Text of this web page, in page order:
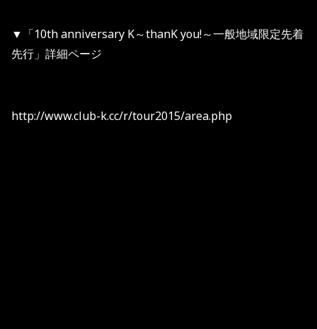
▼「10th anniversary K～thanK you!～一般地域限定先着
先行」詳細ページ
http://www.club-k.cc/r/tour2015/area.php